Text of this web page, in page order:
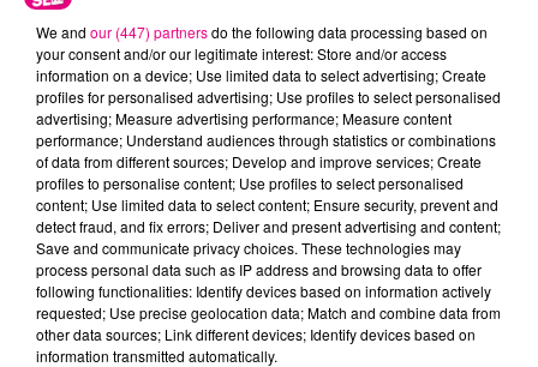
22 juillet 2026
Toulouse : circulation perturbée dans le
secteur François Verdier...
We and our (447) partnersdo the following data processing based on
your consent and/or our legitimate interest: Store and/or access
information on a device; Use limited data to select advertising; Create
profiles for personalised advertising; Use profiles to select personalised
advertising; Measure advertising performance; Measure content
performance; Understand audiences through statistics or combinations
of data from different sources; Develop and improve services; Create
profiles to personalise content; Use profiles to select personalised
content; Use limited data to select content; Ensure security, prevent and
detect fraud, and fix errors; Deliver and present advertising and content;
Save and communicate privacy choices. These technologies may
process personal data such as IP address and browsing data to offer
following functionalities: Identify devices based on information actively
requested; Use precise geolocation data; Match and combine data from
other data sources; Link different devices; Identify devices based on
information transmitted automatically.